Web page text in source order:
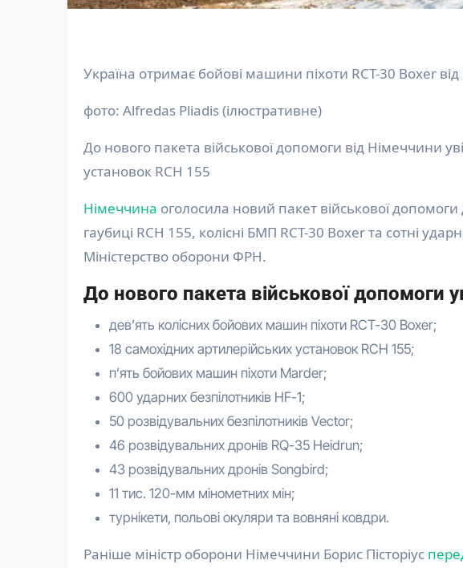
Україна отримає бойові машини піхоти RCT-30 Boxer
фото: Alfredas Pliadis (ілюстративне)
До нового пакета військової допомоги від Німеччини
установок RCH 155
Німеччина оголосила новий пакет військової
гаубиці RCH 155, колісні БМП RCT-30 Boxer та сотні
Міністерство оборони ФРН.
До нового пакета військової допомоги
дев’ять колісних бойових машин піхоти RCT-30 Boxer;
18 самохідних артилерійських установок RCH 155;
п’ять бойових машин піхоти Marder;
600 ударних безпілотників HF-1;
50 розвідувальних безпілотників Vector;
46 розвідувальних дронів RQ-35 Heidrun;
43 розвідувальних дронів Songbird;
11 тис. 120-мм мінометних мін;
турнікети, польові окуляри та вовняні ковдри.
Раніше міністр оборони Німеччини Борис Пісторіус